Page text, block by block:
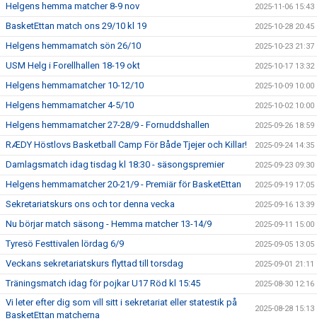
Helgens hemma matcher 8-9 nov 2025-11-06 15:43
BasketEttan match ons 29/10 kl 19 2025-10-28 20:45
Helgens hemmamatch sön 26/10 2025-10-23 21:37
USM Helg i Forellhallen 18-19 okt 2025-10-17 13:32
Helgens hemmamatcher 10-12/10 2025-10-09 10:00
Helgens hemmamatcher 4-5/10 2025-10-02 10:00
Helgens hemmamatcher 27-28/9 - Fornuddshallen 2025-09-26 18:59
RÆDY Höstlovs Basketball Camp För Både Tjejer och Killar! 2025-09-24 14:35
Damlagsmatch idag tisdag kl 18:30 - säsongspremier 2025-09-23 09:30
Helgens hemmamatcher 20-21/9 - Premiär för BasketEttan 2025-09-19 17:05
Sekretariatskurs ons och tor denna vecka 2025-09-16 13:39
Nu börjar match säsong - Hemma matcher 13-14/9 2025-09-11 15:00
Tyresö Festtivalen lördag 6/9 2025-09-05 13:05
Veckans sekretariatskurs flyttad till torsdag 2025-09-01 21:11
Träningsmatch idag för pojkar U17 Röd kl 15:45 2025-08-30 12:16
Vi leter efter dig som vill sitt i sekretariat eller statestik på
BasketEttan matcherna
2025-08-28 15:13